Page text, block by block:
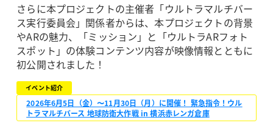
さらに本プロジェクトの主催者「ウルトラマルチバー
ス実行委員会」関係者からは、本プロジェクトの背景
やARの魅力、「ミッション」と「ウルトラARフォト
スポット」の体験コンテンツ内容が映像情報とともに
初公開されました！
イベント紹介
2026年6月5日（金）〜11月30日（月）に開催！ 緊急指令！ウル
トラマルチバース 地球防衛大作戦 in 横浜赤レンガ倉庫